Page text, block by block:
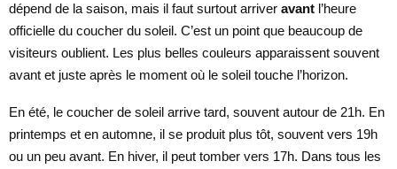
dépend de la saison, mais il faut surtout arriver avant l’heure
officielle du coucher du soleil. C’est un point que beaucoup de
visiteurs oublient. Les plus belles couleurs apparaissent souvent
avant et juste après le moment où le soleil touche l’horizon.
En été, le coucher de soleil arrive tard, souvent autour de 21h. En
printemps et en automne, il se produit plus tôt, souvent vers 19h
ou un peu avant. En hiver, il peut tomber vers 17h. Dans tous les